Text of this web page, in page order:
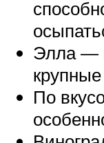
Элла —
По